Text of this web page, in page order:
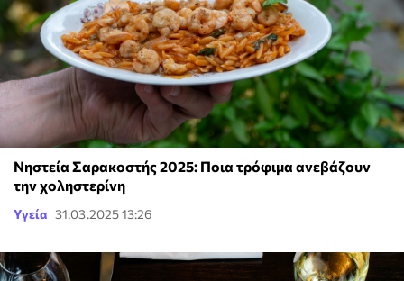
Νηστεία Σαρακοστής 2025: Ποια τρόφιμα ανεβάζουν
την χοληστερίνη
Υγεία 31.03.2025 13:26